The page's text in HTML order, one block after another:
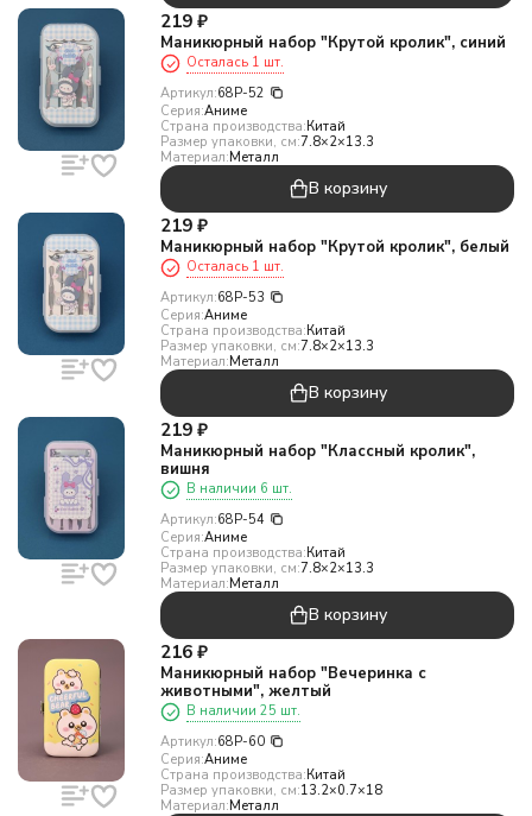
219 ₽
Маникюрный набор "Крутой кролик", синий
Осталась 1 шт.
Артикул:68P-52
Серия:Аниме
Страна производства:Китай
Размер упаковки, см:7.8×2×13.3
Материал:Металл
В корзину
219 ₽
Маникюрный набор "Крутой кролик", белый
Осталась 1 шт.
Артикул:68P-53
Серия:Аниме
Страна производства:Китай
Размер упаковки, см:7.8×2×13.3
Материал:Металл
В корзину
219 ₽
Маникюрный набор "Классный кролик",
вишня
В наличии 6 шт.
Артикул:68P-54
Серия:Аниме
Страна производства:Китай
Размер упаковки, см:7.8×2×13.3
Материал:Металл
В корзину
216 ₽
Маникюрный набор "Вечеринка с
животными", желтый
В наличии 25 шт.
Артикул:68P-60
Серия:Аниме
Страна производства:Китай
Размер упаковки, см:13.2×0.7×18
Материал:Металл